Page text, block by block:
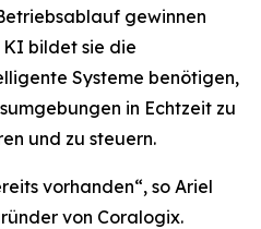
gewinnen
bildet sie die
Systeme benötigen,
in Echtzeit zu
und zu steuern.
vorhanden“, so Ariel
von Coralogix.